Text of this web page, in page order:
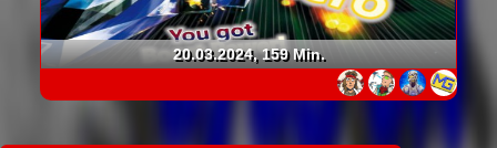
20.03.2024, 159 Min.